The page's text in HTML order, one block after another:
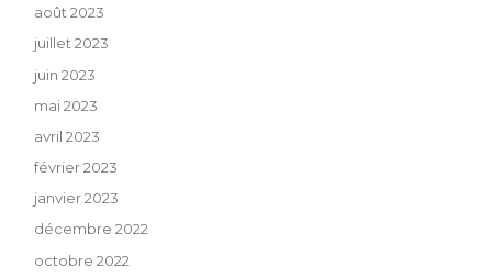
août 2023
juillet 2023
juin 2023
mai 2023
avril 2023
février 2023
janvier 2023
décembre 2022
octobre 2022